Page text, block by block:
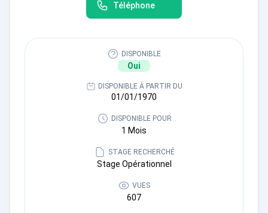
Téléphone
DISPONIBLE
Oui
DISPONIBLE À PARTIR DU
01/01/1970
DISPONIBLE POUR
1 Mois
STAGE RECHERCHÉ
Stage Opérationnel
VUES
607